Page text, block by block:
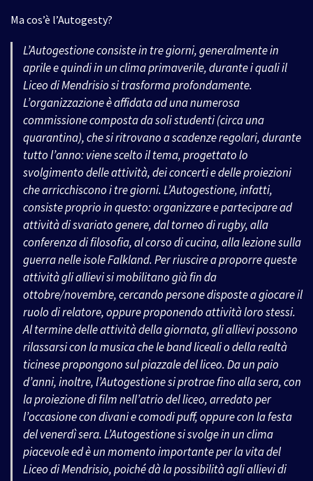
Ma cos’è l’Autogesty?
L’Autogestione consiste in tre giorni, generalmente in
aprile e quindi in un clima primaverile, durante i quali il
Liceo di Mendrisio si trasforma profondamente.
L’organizzazione è affidata ad una numerosa
commissione composta da soli studenti (circa una
quarantina), che si ritrovano a scadenze regolari, durante
tutto l’anno: viene scelto il tema, progettato lo
svolgimento delle attività, dei concerti e delle proiezioni
che arricchiscono i tre giorni. L’Autogestione, infatti,
consiste proprio in questo: organizzare e partecipare ad
attività di svariato genere, dal torneo di rugby, alla
conferenza di filosofia, al corso di cucina, alla lezione sulla
guerra nelle isole Falkland. Per riuscire a proporre queste
attività gli allievi si mobilitano già fin da
ottobre/novembre, cercando persone disposte a giocare il
ruolo di relatore, oppure proponendo attività loro stessi.
Al termine delle attività della giornata, gli allievi possono
rilassarsi con la musica che le band liceali o della realtà
ticinese propongono sul piazzale del liceo. Da un paio
d’anni, inoltre, l’Autogestione si protrae fino alla sera, con
la proiezione di film nell’atrio del liceo, arredato per
l’occasione con divani e comodi puff, oppure con la festa
del venerdì sera. L’Autogestione si svolge in un clima
piacevole ed è un momento importante per la vita del
Liceo di Mendrisio, poiché dà la possibilità agli allievi di